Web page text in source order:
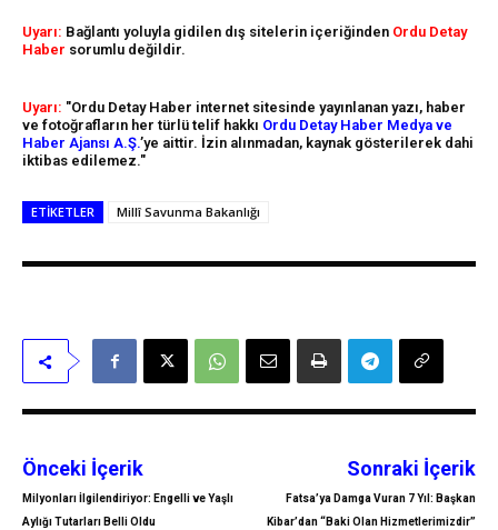
Uyarı: Bağlantı yoluyla gidilen dış sitelerin içeriğinden Ordu Detay
Haber sorumlu değildir.
Uyarı: "Ordu Detay Haber internet sitesinde yayınlanan yazı, haber
ve fotoğrafların her türlü telif hakkı Ordu Detay Haber Medya ve
Haber Ajansı A.Ş.’ye aittir. İzin alınmadan, kaynak gösterilerek dahi
iktibas edilemez."
ETIKETLER Millî Savunma Bakanlığı
Önceki İçerik
Milyonları İlgilendiriyor: Engelli ve Yaşlı
Aylığı Tutarları Belli Oldu
Sonraki İçerik
Fatsa’ya Damga Vuran 7 Yıl: Başkan
Kibar’dan “Baki Olan Hizmetlerimizdir”